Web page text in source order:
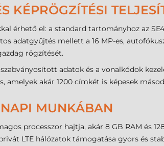
KÉPRÖGZÍTÉSI
el: a standard tartományhoz az
adatgyűjtés mellett a 16 MP-es,
rögzítését.
adatok és a vonalkódok
amelyek akár 1200 címkét is képesek
MUNKÁBAN
processzor hajtja, akár 8 GB RAM és
LTE hálózatok támogatása gyors és